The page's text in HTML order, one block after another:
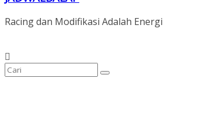
Racing dan Modifikasi Adalah Energi